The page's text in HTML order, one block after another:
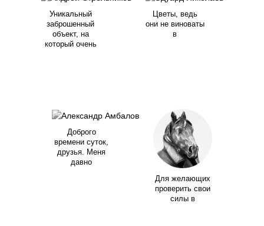
Уникальный
заброшенный
объект, на
который очень
Цветы, ведь
они не виноваты
в
Доброго
времени суток,
друзья. Меня
давно
Для желающих
проверить свои
силы в